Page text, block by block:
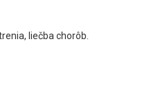
liečba chorôb.